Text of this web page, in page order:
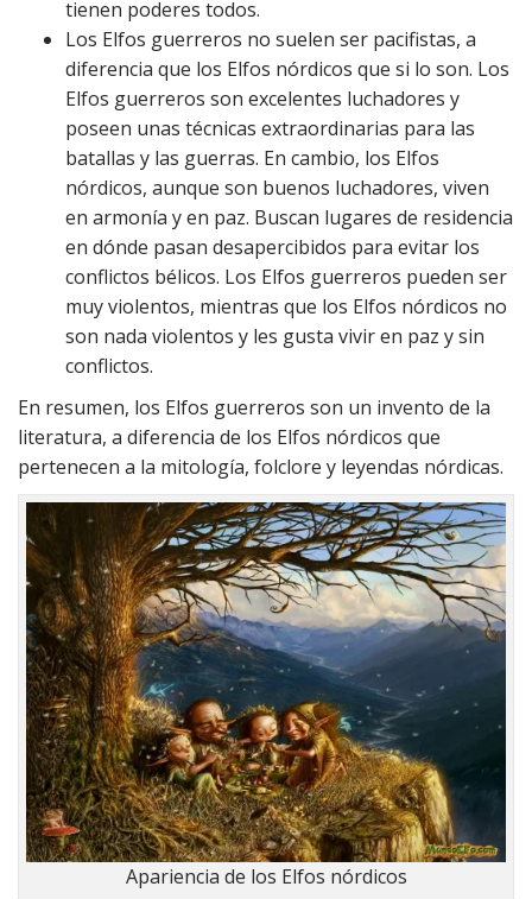
tienen poderes todos.
Los Elfos guerreros no suelen ser pacifistas, a
diferencia que los Elfos nórdicos que si lo son. Los
Elfos guerreros son excelentes luchadores y
poseen unas técnicas extraordinarias para las
batallas y las guerras. En cambio, los Elfos
nórdicos, aunque son buenos luchadores, viven
en armonía y en paz. Buscan lugares de residencia
en dónde pasan desapercibidos para evitar los
conflictos bélicos. Los Elfos guerreros pueden ser
muy violentos, mientras que los Elfos nórdicos no
son nada violentos y les gusta vivir en paz y sin
conflictos.
En resumen, los Elfos guerreros son un invento de la
literatura, a diferencia de los Elfos nórdicos que
pertenecen a la mitología, folclore y leyendas nórdicas.
Apariencia de los Elfos nórdicos